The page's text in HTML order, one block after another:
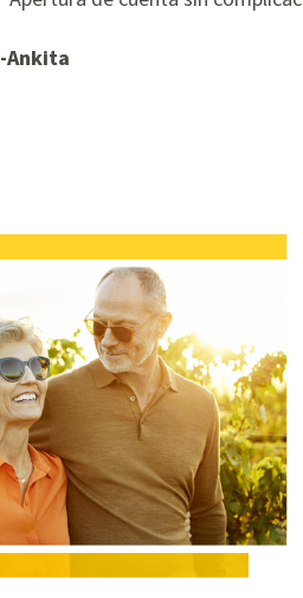
-Ankita